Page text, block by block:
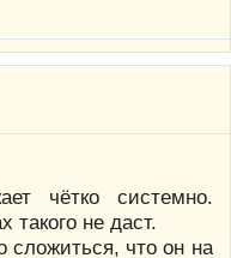
чётко системно.
такого не даст.
сложиться, что он на